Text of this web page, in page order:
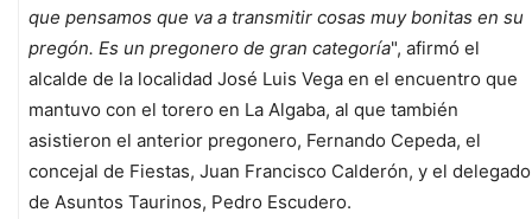
que pensamos que va a transmitir cosas muy bonitas en su
pregón. Es un pregonero de gran categoría", afirmó el
alcalde de la localidad José Luis Vega en el encuentro que
mantuvo con el torero en La Algaba, al que también
asistieron el anterior pregonero, Fernando Cepeda, el
concejal de Fiestas, Juan Francisco Calderón, y el delegado
de Asuntos Taurinos, Pedro Escudero.